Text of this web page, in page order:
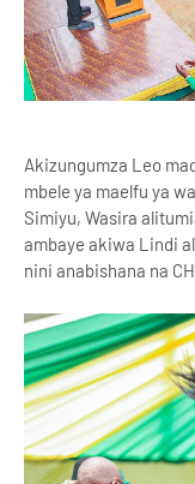
Akizungumza Leo
mbele ya maelfu ya
Simiyu, Wasira
ambaye akiwa Lindi
nini anabishana na